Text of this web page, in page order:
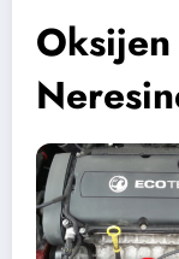
Oksijen